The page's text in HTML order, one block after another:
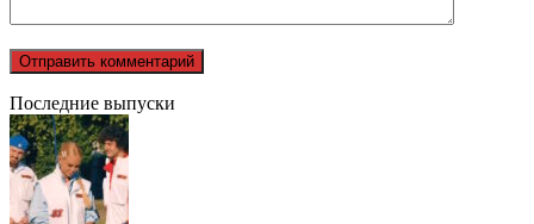
Последние выпуски